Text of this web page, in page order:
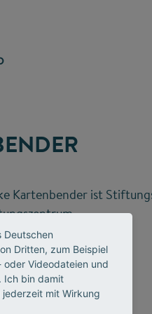
Kartenbender ist
8401-273
senden
Deutschen
Dritten, zum Beispiel
oder Videodateien und
Ich bin damit
mit Wirkung